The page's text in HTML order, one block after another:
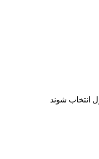
انتخاب شوند